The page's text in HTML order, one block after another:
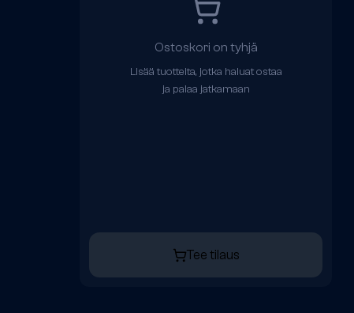
Ostoskori on tyhjä
Lisää tuotteita, jotka haluat ostaa
ja palaa jatkamaan
Tee tilaus